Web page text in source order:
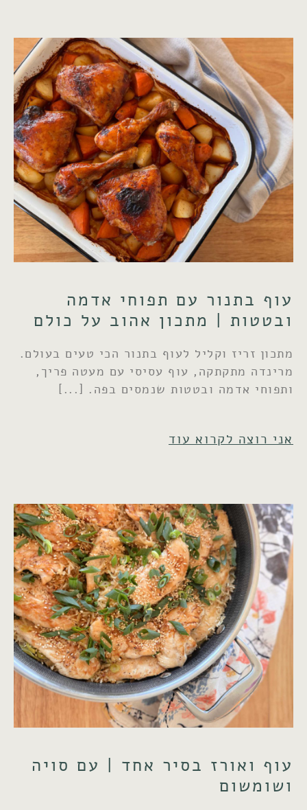
עוף בתנור עם תפוחי אדמה
ובטטות | מתכון אהוב על כולם
מתכון זריז וקליל לעוף בתנור הכי טעים בעולם.
מרינדה מתקתקה, עוף עסיסי עם מעטה פריך,
ותפוחי אדמה ובטטות שנמסים בפה.
אני רוצה לקרוא עוד
עוף ואורז בסיר אחד | עם סויה
ושומשום